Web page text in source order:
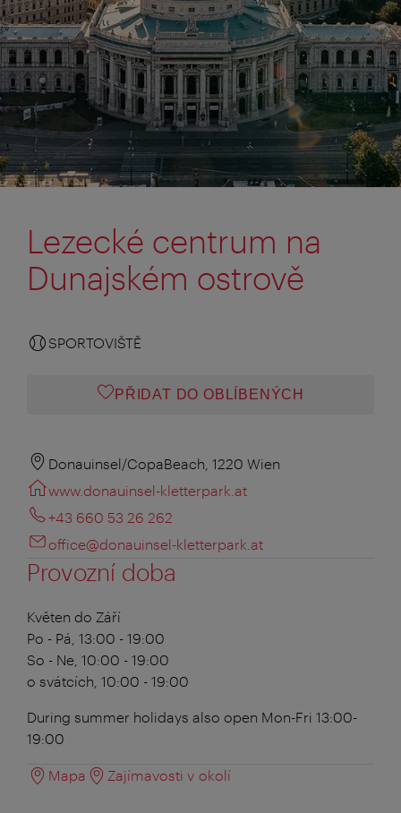
Lezecké centrum na
Dunajském ostrově
SPORTOVIŠTĚ
PŘIDAT DO OBLÍBENÝCH
Donauinsel/CopaBeach, 1220 Wien
www.donauinsel-kletterpark.at
+43 660 53 26 262
office@donauinsel-kletterpark.at
Provozní doba
Květen do Září
Po - Pá, 13:00 - 19:00
So - Ne, 10:00 - 19:00
o svátcích, 10:00 - 19:00
During summer holidays also open Mon-Fri 13:00-
19:00
Mapa Zajímavosti v okolí